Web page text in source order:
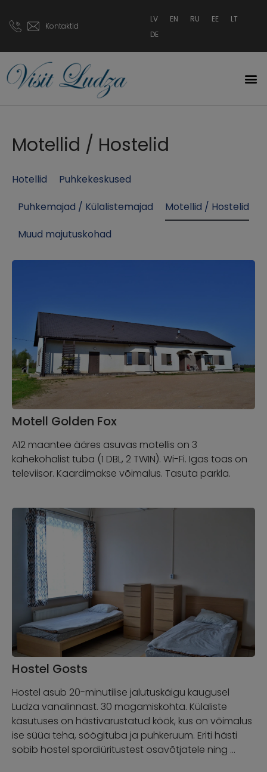
Kontaktid
LV EN RU EE
LT
DE
Motellid / Hostelid
Hotellid
Puhkekeskused
Puhkemajad / Külalistemajad
Motellid / Hostelid
Muud majutuskohad
Motell Golden Fox
A12 maantee ääres asuvas motellis on 3
kahekohalist tuba (1 DBL, 2 TWIN). Wi-Fi. Igas toas on
televiisor. Kaardimakse võimalus. Tasuta parkla.
Hostel Gosts
Hostel asub 20-minutilise jalutuskäigu kaugusel
Ludza vanalinnast. 30 magamiskohta. Külaliste
käsutuses on hästivarustatud köök, kus on võimalus
ise süüa teha, söögituba ja puhkeruum. Eriti hästi
sobib hostel spordiüritustest osavõtjatele ning …